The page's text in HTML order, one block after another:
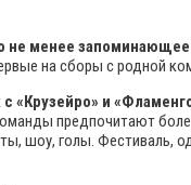
не менее
на сборы с родной
«Крузейро» и
предпочитают
шоу, голы. Фестиваль,